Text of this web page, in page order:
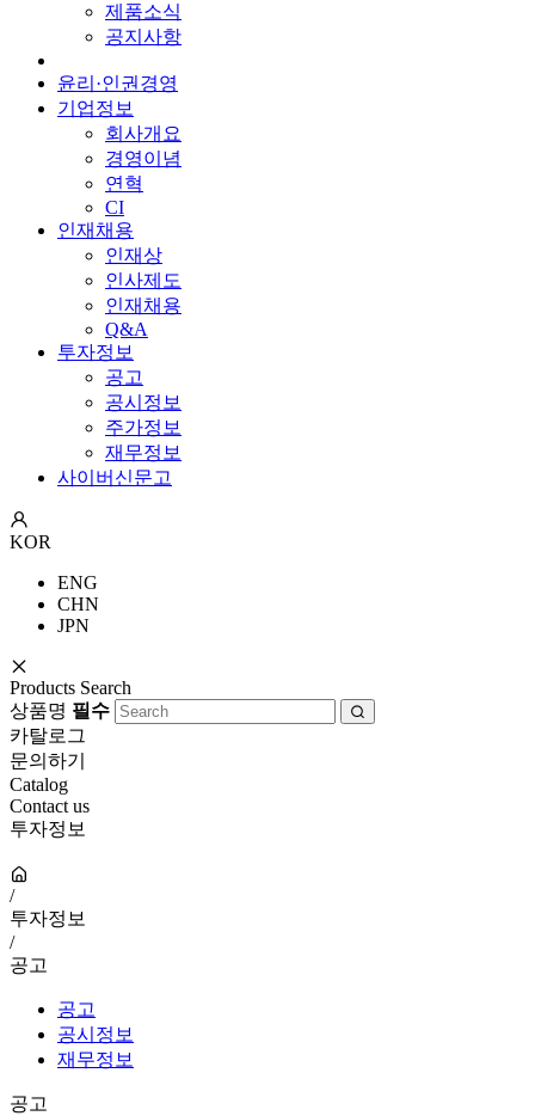
제품소식
공지사항
윤리·인권경영
기업정보
회사개요
경영이념
연혁
CI
인재채용
인재상
인사제도
인재채용
Q&A
투자정보
공고
공시정보
주가정보
재무정보
사이버신문고
KOR
ENG
CHN
JPN
Products Search
상품명 필수
카탈로그
문의하기
Catalog
Contact us
투자정보
/
투자정보
/
공고
공고
공시정보
재무정보
공고